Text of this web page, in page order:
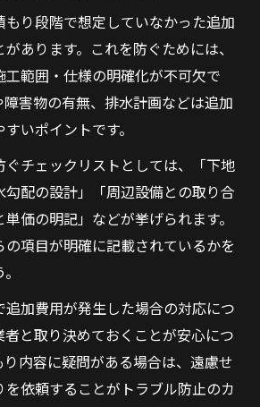
り段階で想定していなかった追加
あります。これを防ぐためには、
範囲・仕様の明確化が不可欠で
害物の有無、排水計画などは追加
いポイントです。
チェックリストとしては、「下地
配の設計」「周辺設備との取り合
価の明記」などが挙げられます。
項目が明確に記載されているかを
加費用が発生した場合の対応につ
者と取り決めておくことが安心につ
内容に疑問がある場合は、遠慮せ
依頼することがトラブル防止のカ